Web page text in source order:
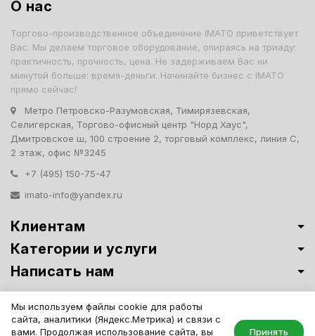
О нас
Торгово-производственное объединение IMATO приветствует
Вас. Мы делаем торговое оборудование, опираясь на триаду:
практичность, прочность, цена. Не задерживаем Вас ни
минутой больше: время-деньги. Начинайте бизнес с IMATO
прямо сейчас!
Метро Петровско-Разумовская, Тимирязевская,
Селигерская, Торгово-офисный центр "Норд Хаус",
Дмитровское ш, 100 строение 2, торговый комплекс, линия С,
2 этаж, офис №3245
+7 (495) 150-75-47
imato-info@yandex.ru
Клиентам
Категории и услуги
Написать нам
Витрины премиум-класса ИМАТО
Политика обработки персональных
данных
IMATO. Интернет Магазин Торговой И Офисной Мебели. ООО "ИМАТО",
Мы используем файлы cookie для работы
сайта, аналитики (Яндекс.Метрика) и связи с
вами. Продолжая использование сайта, вы
Принять